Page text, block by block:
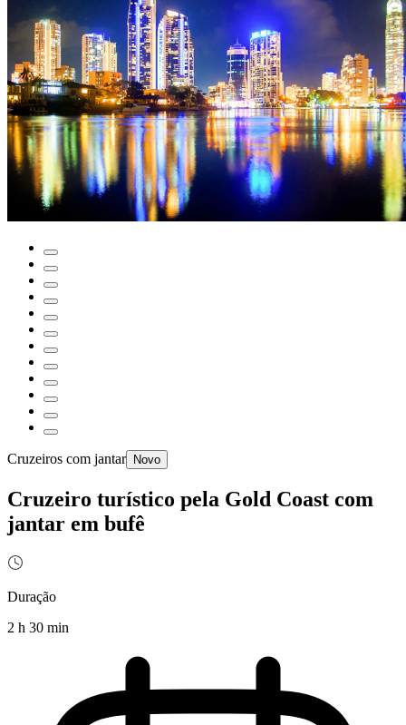
Cruzeiros com jantar Novo
Cruzeiro turístico pela Gold Coast com
jantar em bufê
Duração
2 h 30 min